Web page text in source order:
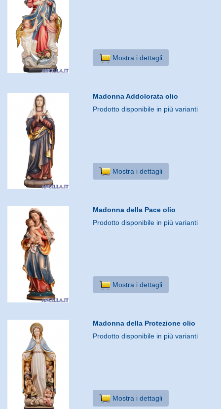
Mostra i dettagli
Madonna Addolorata olio
Prodotto disponibile in più varianti
Mostra i dettagli
Madonna della Pace olio
Prodotto disponibile in più varianti
Mostra i dettagli
Madonna della Protezione olio
Prodotto disponibile in più varianti
Mostra i dettagli